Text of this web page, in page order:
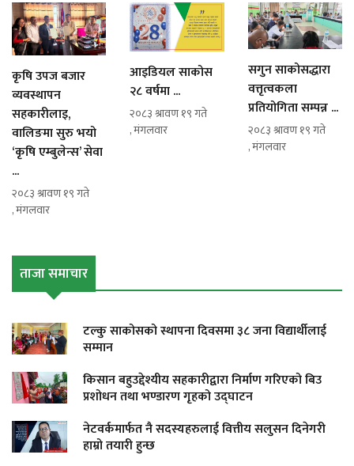
कृषि उपज बजार
व्यवस्थापन
सहकारीलाइ,
वालिङमा सुरु भयो
‘कृषि एम्बुलेन्स’ सेवा
...
२०८३ श्रावण १९ गते
, मंगलवार
आइडियल साकोस
२८ वर्षमा ...
२०८३ श्रावण १९ गते
, मंगलवार
सगुन साकोसद्धारा
वत्तृत्वकला
प्रतियोगिता सम्पन्न ...
२०८३ श्रावण १९ गते
, मंगलवार
ताजा समाचार
टल्कु साकोसको स्थापना दिवसमा ३८ जना विद्यार्थीलाई
सम्मान
किसान बहुउद्देश्यीय सहकारीद्वारा निर्माण गरिएको बिउ
प्रशोधन तथा भण्डारण गृहको उद्घाटन
नेटवर्कमार्फत नै सदस्यहरुलाई वित्तीय सलुसन दिनेगरी
हाम्रो तयारी हुन्छ